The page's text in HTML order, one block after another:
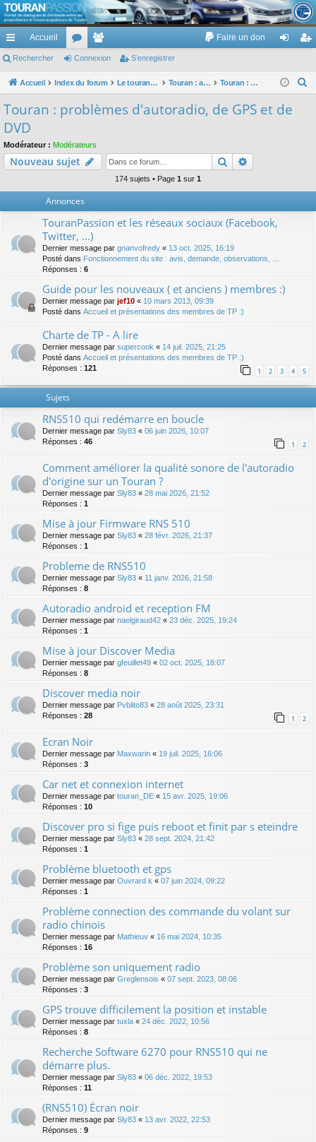
TouranPassion
Le forum des propriétaires ou futurs acquéreurs du Volkswagen Touran
cc
ès
pi
de
Accueil
or
u
e
m
Faire un don
ne nr
Rechercher Connexion S’enregistrer
Accueil Index du forum Le touran dans ses versions I (V1 V2 V3) et II ... Touran : autoradios et GPS Touran : problèmes d'autoradio, de GPS et de DVD
h
Touran : problèmes d'autoradio, de GPS et de
DVD
Modérateur : Modérateurs
Nouveau sujet Rechercher
174 sujets • Page 1 sur 1
Annonces
TouranPassion et les réseaux sociaux (Facebook,
Twitter, ...)
Dernier message par gnanvofredy « 13 oct. 2025, 16:19
Posté dans Fonctionnement du site : avis, demande, observations, ...
Réponses : 6
Guide pour les nouveaux ( et anciens ) membres :)
Dernier message par jef10 « 10 mars 2013, 09:39
Posté dans Accueil et présentations des membres de TP :)
Charte de TP - A lire
Dernier message par supercook « 14 juil. 2025, 21:25
Posté dans Accueil et présentations des membres de TP :)
Réponses : 121 1 2 3 4 5
Sujets
RNS510 qui redémarre en boucle
Dernier message par Sly83 « 06 juin 2026, 10:07
Réponses : 46 1 2
Comment améliorer la qualité sonore de l'autoradio
d'origine sur un Touran ?
Dernier message par Sly83 « 28 mai 2026, 21:52
Réponses : 1
Mise à jour Firmware RNS 510
Dernier message par Sly83 « 28 févr. 2026, 21:37
Réponses : 1
Probleme de RNS510
Dernier message par Sly83 « 11 janv. 2026, 21:58
Réponses : 8
Autoradio android et reception FM
Dernier message par naelgiraud42 « 23 déc. 2025, 19:24
Réponses : 1
Mise à jour Discover Media
Dernier message par gfeuillet49 « 02 oct. 2025, 18:07
Réponses : 8
Discover media noir
Dernier message par Pvblito83 « 28 août 2025, 23:31
Réponses : 28 1 2
Ecran Noir
Dernier message par Maxwarin « 19 juil. 2025, 16:06
Réponses : 3
Car net et connexion internet
Dernier message par touran_DE « 15 avr. 2025, 19:06
Réponses : 10
Discover pro si fige puis reboot et finit par s eteindre
Dernier message par Sly83 « 28 sept. 2024, 21:42
Réponses : 1
Problème bluetooth et gps
Dernier message par Ouvrard k « 07 juin 2024, 09:22
Réponses : 1
Problème connection des commande du volant sur
radio chinois
Dernier message par Mathieuv « 16 mai 2024, 10:35
Réponses : 16
Problème son uniquement radio
Dernier message par Greglensois « 07 sept. 2023, 08:06
Réponses : 3
GPS trouve difficilement la position et instable
Dernier message par tuxla « 24 déc. 2022, 10:56
Réponses : 8
Recherche Software 6270 pour RNS510 qui ne
démarre plus.
Dernier message par Sly83 « 06 déc. 2022, 19:53
Réponses : 11
(RNS510) Écran noir
Dernier message par Sly83 « 13 avr. 2022, 22:53
Réponses : 9